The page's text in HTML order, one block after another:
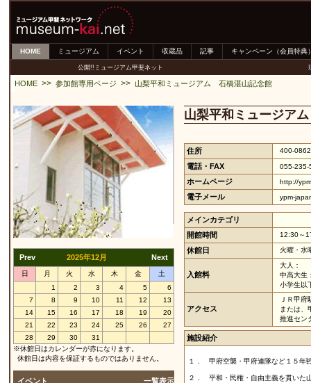
HOME ミュージアム イベント 収蔵品 記事 キャンペーン（会員特典
公開!!ミュージアム甲斐ネット
HOME >> 参加館専用ページ >> 山梨平和ミュージアム 石橋湛山記念館
Prev 2025年12月 Next
日 月 火 水 木 金
土
1
2 3 4 5
6
7
8 9 10 11 12
13
14
15 16 17 18 19
20
21
22 23 24 25 26
27
28
29 30
31
※休館日はカレンダーが赤になります。
休館日は内容を保証するものではありません。
イベント 一覧表示
山梨平和ミュージア
住所 400-
電話・FAX 055-
ホームページ http://
電子メール ypm-
メインカテゴリ
開館時間
12:30～
休館日 火曜・水
入館料
大人：
中高大
小学生
アクセス
ＪＲ甲
または、
推進セン
施設紹介
１． 甲府空襲・甲府連隊など１５年
２． 平和・民権・自由主義を貫いた